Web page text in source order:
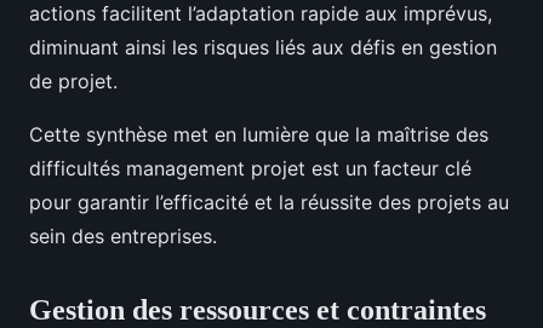
actions facilitent l’adaptation rapide aux imprévus,
diminuant ainsi les risques liés aux défis en gestion
de projet.
Cette synthèse met en lumière que la maîtrise des
difficultés management projet est un facteur clé
pour garantir l’efficacité et la réussite des projets au
sein des entreprises.
Gestion des ressources et contraintes